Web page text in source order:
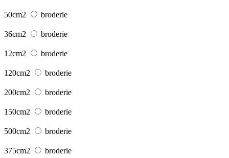
50cm2 broderie
36cm2 broderie
12cm2 broderie
120cm2 broderie
200cm2 broderie
150cm2 broderie
500cm2 broderie
375cm2 broderie